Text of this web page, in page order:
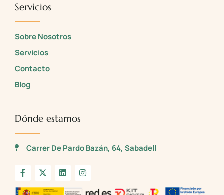
Servicios
Sobre Nosotros
Servicios
Contacto
Blog
Dónde estamos
Carrer De Pardo Bazán, 64, Sabadell